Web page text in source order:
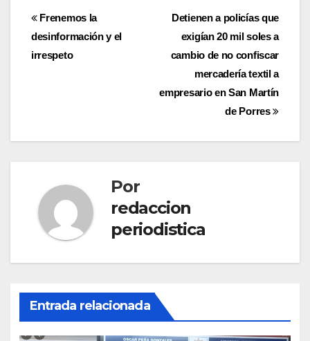
Navegación
de
Detienen a policías que
exigían 20 mil soles a
cambio de no confiscar
mercadería textil a
empresario en San Martín
de Porres
Frenemos la
desinformación y el
irrespeto
Por
redaccion
periodistica
Entrada relacionada